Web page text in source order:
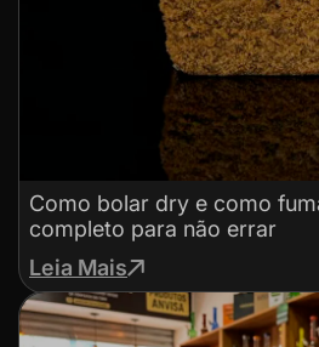
Como bolar dry e como
completo para não errar
Leia Mais